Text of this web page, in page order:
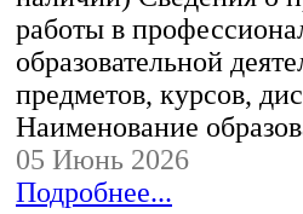
работы в
образовательной
предметов, курсов,
Наименование
05 Июнь 2026
Подробнее...